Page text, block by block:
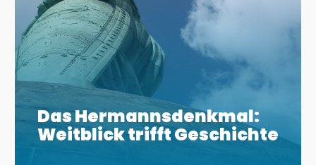
Das Hermannsdenkmal:
Weitblick trifft Geschichte